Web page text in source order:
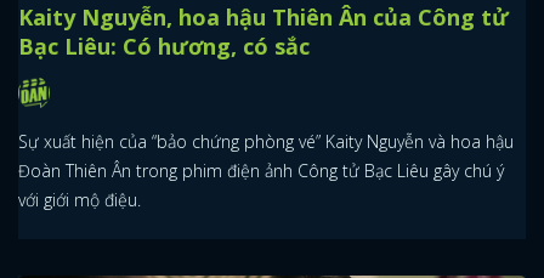
Kaity Nguyễn, hoa hậu Thiên Ân của Công tử
Bạc Liêu: Có hương, có sắc
Sự xuất hiện của “bảo chứng phòng vé” Kaity Nguyễn và hoa hậu
Đoàn Thiên Ân trong phim điện ảnh Công tử Bạc Liêu gây chú ý
với giới mộ điệu.